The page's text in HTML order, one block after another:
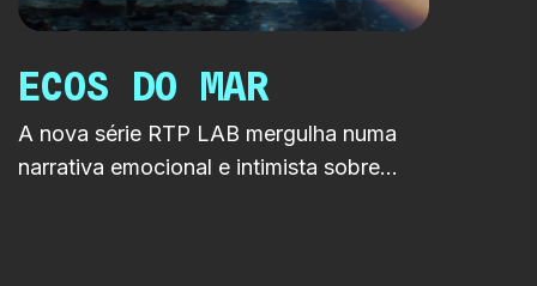
ECOS DO MAR
A nova série RTP LAB mergulha numa
narrativa emocional e intimista sobre